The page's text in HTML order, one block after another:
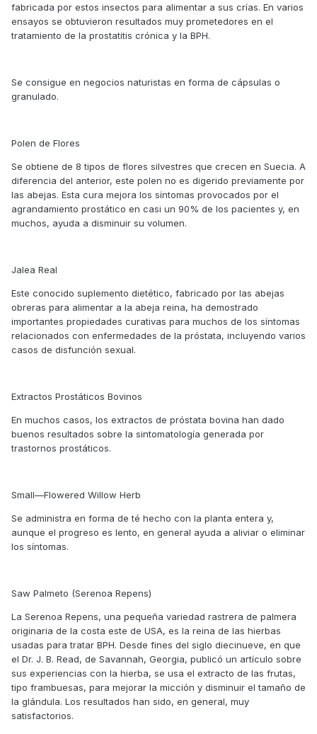
fabricada por estos insectos para alimentar a sus crías. En varios
ensayos se obtuvieron resultados muy prometedores en el
tratamiento de la prostatitis crónica y la BPH.
Se consigue en negocios naturistas en forma de cápsulas o
granulado.
Polen de Flores
Se obtiene de 8 tipos de flores silvestres que crecen en Suecia. A
diferencia del anterior, este polen no es digerido previamente por
las abejas. Esta cura mejora los síntomas provocados por el
agrandamiento prostático en casi un 90% de los pacientes y, en
muchos, ayuda a disminuir su volumen.
Jalea Real
Este conocido suplemento dietético, fabricado por las abejas
obreras para alimentar a la abeja reina, ha demostrado
importantes propiedades curativas para muchos de los síntomas
relacionados con enfermedades de la próstata, incluyendo varios
casos de disfunción sexual.
Extractos Prostáticos Bovinos
En muchos casos, los extractos de próstata bovina han dado
buenos resultados sobre la sintomatología generada por
trastornos prostáticos.
Small—Flowered Willow Herb
Se administra en forma de té hecho con la planta entera y,
aunque el progreso es lento, en general ayuda a aliviar o eliminar
los síntomas.
Saw Palmeto (Serenoa Repens)
La Serenoa Repens, una pequeña variedad rastrera de palmera
originaria de la costa este de USA, es la reina de las hierbas
usadas para tratar BPH. Desde fines del siglo diecinueve, en que
el Dr. J. B. Read, de Savannah, Georgia, publicó un artículo sobre
sus experiencias con la hierba, se usa el extracto de las frutas,
tipo frambuesas, para mejorar la micción y disminuir el tamaño de
la glándula. Los resultados han sido, en general, muy
satisfactorios.